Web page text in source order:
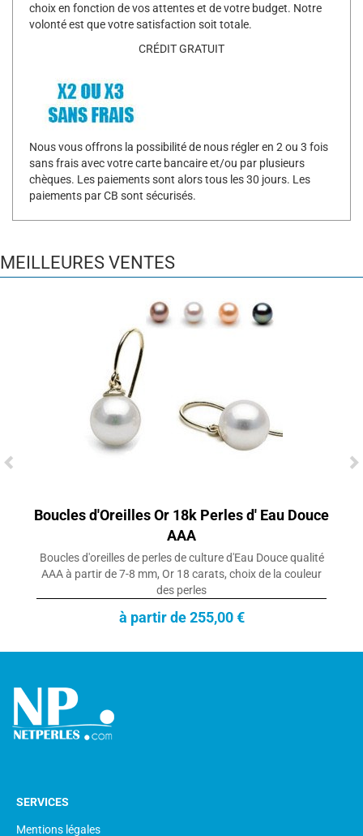
choix en fonction de vos attentes et de votre budget. Notre
volonté est que votre satisfaction soit totale.
CRÉDIT GRATUIT
Nous vous offrons la possibilité de nous régler en 2 ou 3 fois
sans frais avec votre carte bancaire et/ou par plusieurs
chèques. Les paiements sont alors tous les 30 jours. Les
paiements par CB sont sécurisés.
MEILLEURES VENTES
Boucles d'Oreilles Or 18k Perles d' Eau Douce
AAA
Boucles d'oreilles de perles de culture d'Eau Douce qualité
AAA à partir de 7-8 mm, Or 18 carats, choix de la couleur
des perles
à partir de 255,00 €
SERVICES
Mentions légales